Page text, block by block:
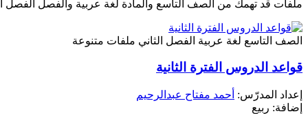
ملفات قد تهمك من الصف التاسع والمادة لغة عربية والفصل الفصل
الصف التاسع لغة عربية الفصل الثاني ملفات متنوعة
قواعد الدروس الفترة الثانية
إعداد المدرّس: أحمد مفتاح عبدالرحيم
إضافة: ربيع